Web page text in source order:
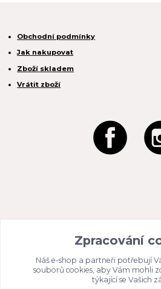
Obchodní podmínky
Jak nakupovat
Zboží skladem
Vrátit zboží
049 80 662
/ DIČ: CZ04980662
info@dizajnvbydleni.cz
Zpracování
Náš e-shop a partneři potřebují
souborů cookies, aby Vám mohli
týkající se Vašich